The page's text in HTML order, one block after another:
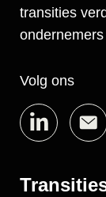
transities
Volg ons